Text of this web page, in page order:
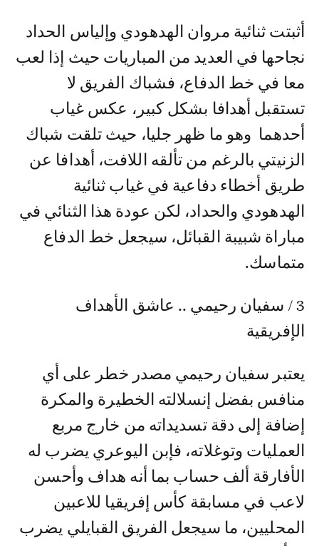
أثبتت ثنائية مروان الهدهودي وإلياس الحداد
نجاحها في العديد من المباريات حيث إذا لعب
معا في خط الدفاع، فشباك الفريق لا
تستقبل أهدافا بشكل كبير، عكس غياب
أحدهما وهو ما ظهر جليا، حيث تلقت شباك
الزنيتي بالرغم من تألقه اللافت، أهدافا عن
طريق أخطاء دفاعية في غياب ثنائية
الهدهودي والحداد، لكن عودة هذا الثنائي في
مباراة شبيبة القبائل، سيجعل خط الدفاع
متماسك.
3 / سفيان رحيمي .. عاشق الأهداف
الإفريقية
يعتبر سفيان رحيمي مصدر خطر على أي
منافس بفضل إنسلالته الخطيرة والمكرة
إضافة إلى دقة تسديداته من خارج مربع
العمليات وتوغلاته، فإبن اليوعري يضرب له
الأفارقة ألف حساب بما أنه هداف وأحسن
لاعب في مسابقة كأس إفريقيا للاعبين
المحليين، ما سيجعل الفريق القبايلي يضرب